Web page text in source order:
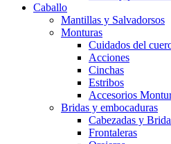
Caballo
Mantillas y Salvadorsos
Monturas
Cuidados del
Acciones
Cinchas
Estribos
Accesorios
Bridas y embocaduras
Cabezadas y
Frontaleras